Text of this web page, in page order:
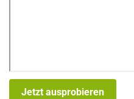
Jetzt ausprobieren